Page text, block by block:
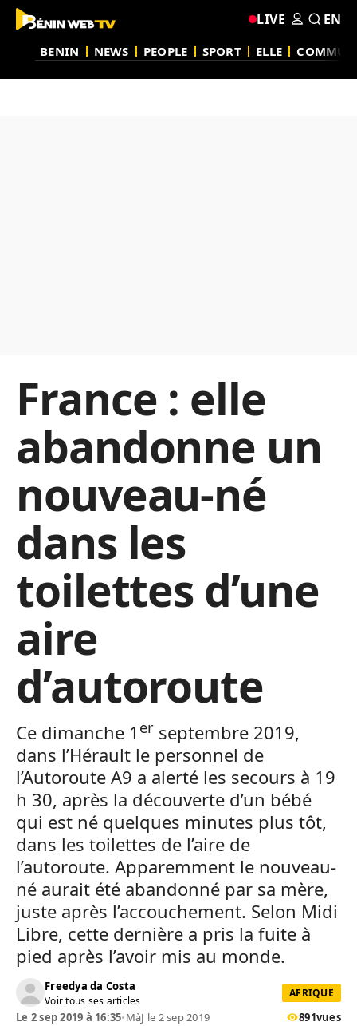
BENIN NEWS PEOPLE SPORT ELLE
LIVE EN
France : elle
abandonne un
nouveau-né
dans les
toilettes d’une
aire
d’autoroute
Ce dimanche 1 er septembre 2019,
dans l’Hérault le personnel de
l’Autoroute A9 a alerté les secours à 19
h 30, après la découverte d’un bébé
qui est né quelques minutes plus tôt,
dans les toilettes de l’aire de
l’autoroute. Apparemment le nouveau-
né aurait été abandonné par sa mère,
juste après l’accouchement. Selon Midi
Libre, cette dernière a pris la fuite à
pied après l’avoir mis au monde.
Freedya da Costa
Voir tous ses articles
AFRIQUE
Le 2 sep 2019 à 16:35•MàJ le 2 sep 2019 891vues